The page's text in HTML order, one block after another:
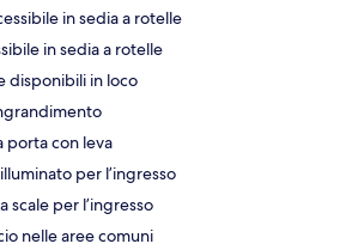
in sedia a rotelle
in sedia a rotelle
disponibili in loco
porta con leva
per l’ingresso
scale per l’ingresso
nelle aree comuni